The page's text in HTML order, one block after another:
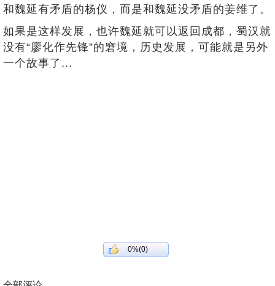
和魏延有矛盾的杨仪，而是和魏延没矛盾的姜维了。
如果是这样发展，也许魏延就可以返回成都，蜀汉就
没有“廖化作先锋”的窘境，历史发展，可能就是另外
一个故事了...
0%(0)